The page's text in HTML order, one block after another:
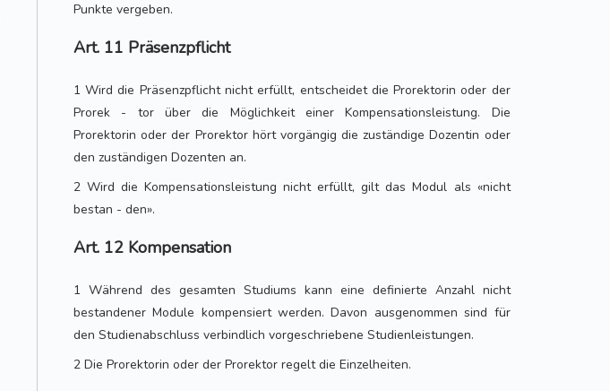
Punkte vergeben.
Art. 11 Präsenzpflicht
1 Wird die Präsenzpflicht nicht erfüllt, entscheidet die Prorektorin oder der
Prorek - tor über die Möglichkeit einer Kompensationsleistung. Die
Prorektorin oder der Prorektor hört vorgängig die zuständige Dozentin oder
den zuständigen Dozenten an.
2 Wird die Kompensationsleistung nicht erfüllt, gilt das Modul als «nicht
bestan - den».
Art. 12 Kompensation
1 Während des gesamten Studiums kann eine definierte Anzahl nicht
bestandener Module kompensiert werden. Davon ausgenommen sind für
den Studienabschluss verbindlich vorgeschriebene Studienleistungen.
2 Die Prorektorin oder der Prorektor regelt die Einzelheiten.